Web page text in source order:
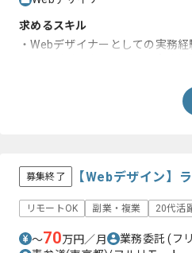
求めるスキル
・Webデザイナーとしての実務
募集終了 【Webデザイン】
リモートOK 副業・複業 20代活
〜70万円／月 業務委託(フ